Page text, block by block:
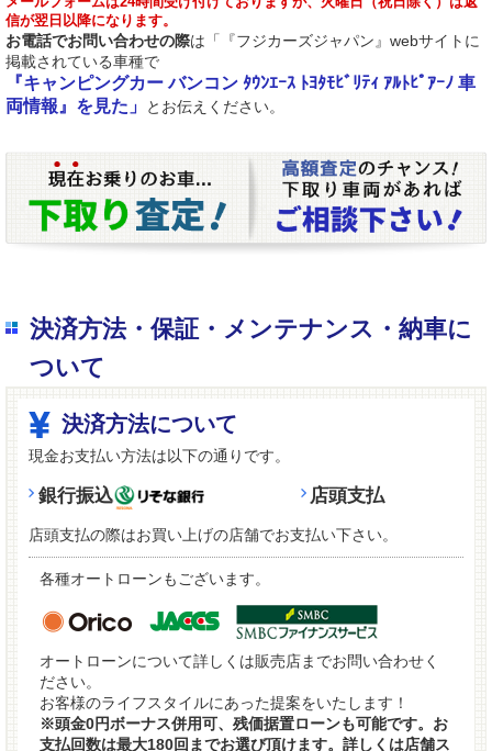
信が翌日以降になります。
お電話でお問い合わせの際は「『フジカーズジャパン』webサイトに
掲載されている車種で
『キャンピングカー バンコン ﾀｳﾝｴｰｽ ﾄﾖﾀﾓﾋﾞﾘﾃｨ ｱﾙﾄﾋﾟｱｰﾉ 車
両情報』を見た」
とお伝えください。
決済方法・保証・メンテナンス・納車に
ついて
決済方法について
現金お支払い方法は以下の通りです。
銀行振込 店頭支払
店頭支払の際はお買い上げの店舗でお支払い下さい。
各種オートローンもございます。
オートローンについて詳しくは販売店までお問い合わせく
ださい。
お客様のライフスタイルにあった提案をいたします！
※頭金0円ボーナス併用可、残価据置ローンも可能です。お
支払回数は最大180回までお選び頂けます。詳しくは店舗ス